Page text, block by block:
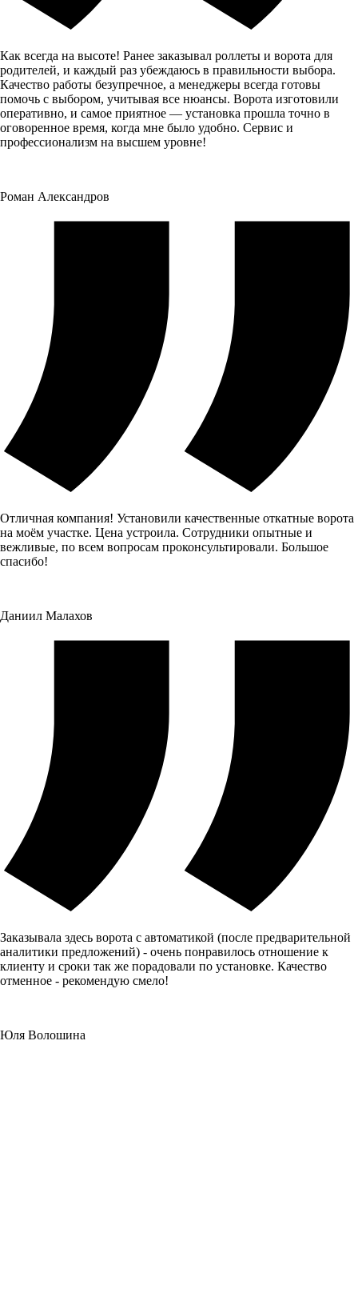
Как всегда на высоте! Ранее заказывал роллеты и ворота для
родителей, и каждый раз убеждаюсь в правильности выбора.
Качество работы безупречное, а менеджеры всегда готовы
помочь с выбором, учитывая все нюансы. Ворота изготовили
оперативно, и самое приятное — установка прошла точно в
оговоренное время, когда мне было удобно. Сервис и
профессионализм на высшем уровне!
Роман Александров
Отличная компания! Установили качественные откатные ворота
на моём участке. Цена устроила. Сотрудники опытные и
вежливые, по всем вопросам проконсультировали. Большое
спасибо!
Даниил Малахов
Заказывала здесь ворота с автоматикой (после предварительной
аналитики предложений) - очень понравилось отношение к
клиенту и сроки так же порадовали по установке. Качество
отменное - рекомендую смело!
Юля Волошина